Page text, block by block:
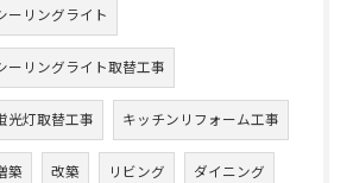
ーリングライト
ーリングライト取替工事
光灯取替工事 キッチンリフォーム工事
築 改築 リビング ダイニング